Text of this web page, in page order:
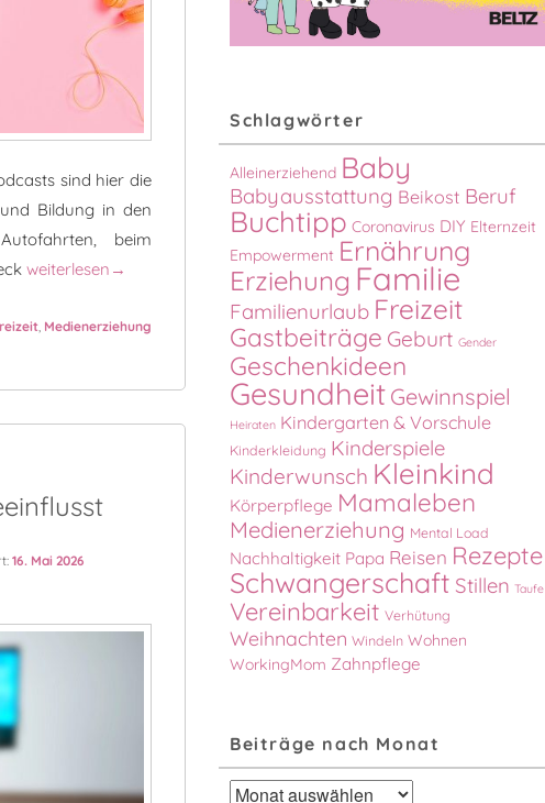
sind hier die
Bildung in den
beim
Gemeinsam lachen, gemeinsam lernen: Die besten Familien-Podcasts
weiterlesen →
, Medienerziehung
16. Mai 2026
Schlagwörter
Alleinerziehend Baby
Babyausstattung Beikost Beruf
Buchtipp Coronavirus DIY Elternzeit
Empowerment Ernährung
Erziehung Familie
Familienurlaub Freizeit
Gastbeiträge Geburt Gender
Geschenkideen
Gesundheit Gewinnspiel
Heiraten Kindergarten & Vorschule
Kinderkleidung Kinderspiele
Kinderwunsch Kleinkind
Körperpflege Mamaleben
Medienerziehung Mental Load
Nachhaltigkeit Papa Reisen Rezepte
Schwangerschaft Stillen Taufe
Vereinbarkeit Verhütung
Weihnachten Windeln Wohnen
WorkingMom Zahnpflege
Beiträge nach Monat
Beiträge